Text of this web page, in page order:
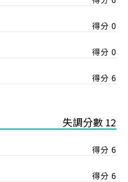
得分 0
得分 0
得分 6
失調分數 12
得分 6
得分 6